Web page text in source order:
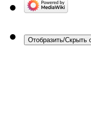
Отобразить/Скрыть